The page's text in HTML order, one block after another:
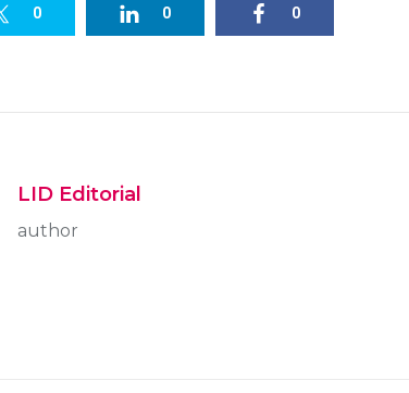
0 0 0
LID Editorial
author